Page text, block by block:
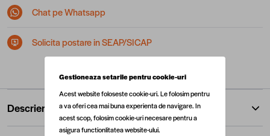
Chat pe Whatsapp
Solicita postare in SEAP/SICAP
Descriere
Gestioneaza setarile pentru cookie-uri
Acest website foloseste cookie-uri. Le folosim pentru
a va oferi cea mai buna experienta de navigare. In
acest scop, folosim cookie-uri necesare pentru a
asigura functionlitatea website-ului.